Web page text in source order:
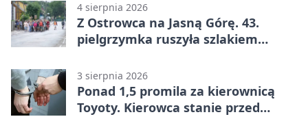
4 sierpnia 2026
Z Ostrowca na Jasną Górę. 43.
pielgrzymka ruszyła szlakiem
3 sierpnia 2026
Ponad 1,5 promila za kierownicą
Toyoty. Kierowca stanie przed